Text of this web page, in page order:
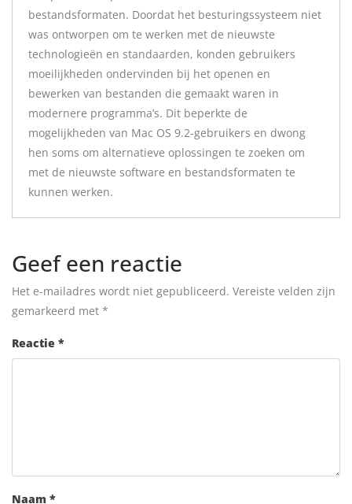
bestandsformaten. Doordat het besturingssysteem niet
was ontworpen om te werken met de nieuwste
technologieën en standaarden, konden gebruikers
moeilijkheden ondervinden bij het openen en
bewerken van bestanden die gemaakt waren in
modernere programma’s. Dit beperkte de
mogelijkheden van Mac OS 9.2-gebruikers en dwong
hen soms om alternatieve oplossingen te zoeken om
met de nieuwste software en bestandsformaten te
kunnen werken.
Geef een reactie
Het e-mailadres wordt niet gepubliceerd. Vereiste velden zijn
gemarkeerd met *
Reactie *
Naam *